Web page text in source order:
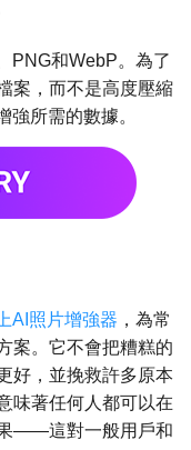
PNG和WebP。為了
案，而不是高度壓縮
強所需的數據。
AI照片增強器 ，為常
案。它不會把糟糕的
好，並挽救許多原本
味著任何人都可以在
——這對一般用戶和